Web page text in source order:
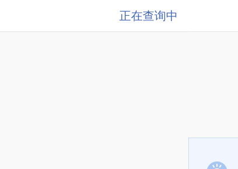
正在查询中